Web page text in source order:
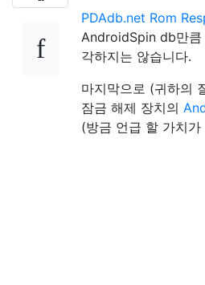
PDAdb.net Rom
AndroidSpin db만큼
각하지는 않습니다.
마지막으로 (귀하의
잠금 해제 장치의
(방금 언급 할 가치